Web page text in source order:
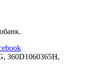
360D1060365H,